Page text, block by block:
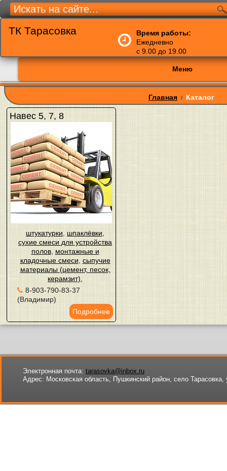
ТК Тарасовка
Время работы:
Ежедневно
с 9.00 до 19.00
Меню
Главная / Каталог
Навес 5, 7, 8
штукатурки шпаклёвки
сухие смеси для устройства
полов, монтажные и
кладочные смеси сыпучие
материалы (цемент, песок,
керамзит)
8-903-790-83-37
(Владимир)
Подробнее
Электронная почта: tarasovka@inbox.ru
Адрес: Московская область, Пушкинский район, село